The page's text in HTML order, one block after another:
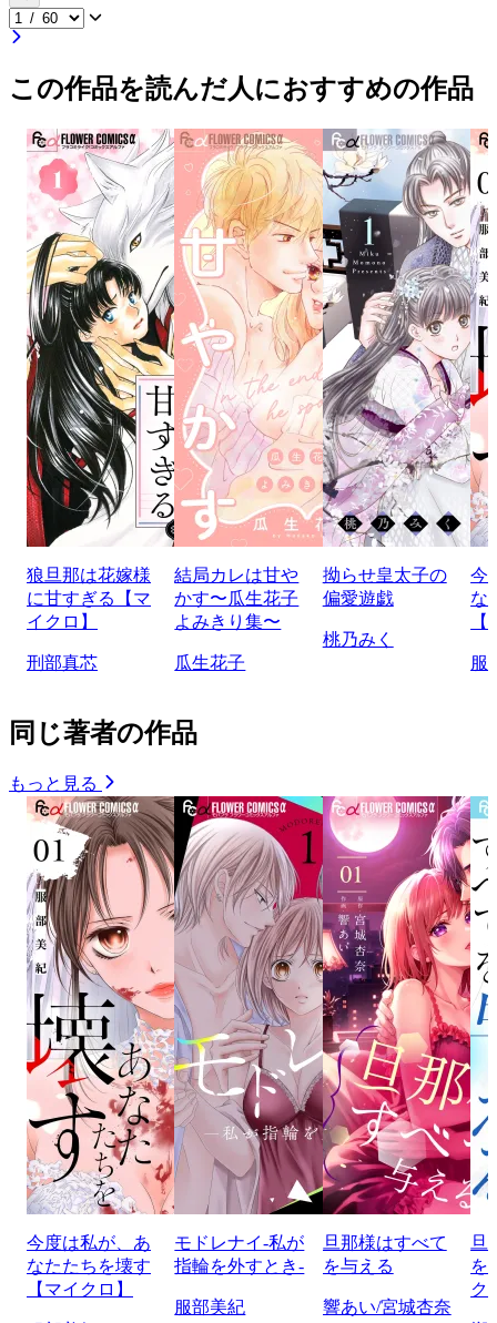
この作品を読んだ人におすすめの作品
狼旦那は花嫁様
に甘すぎる【マ
イクロ】
刑部真芯
結局カレは甘や
かす〜瓜生花子
よみきり集〜
瓜生花子
拗らせ皇太子の
偏愛遊戯
桃乃みく
今
な
服
同じ著者の作品
もっと見る
今度は私が、あ
なたたちを壊す
【マイクロ】
モドレナイ-私が
指輪を外すとき-
服部美紀
旦那様はすべて
を与える
響あい/宮城杏奈
旦
を
ク